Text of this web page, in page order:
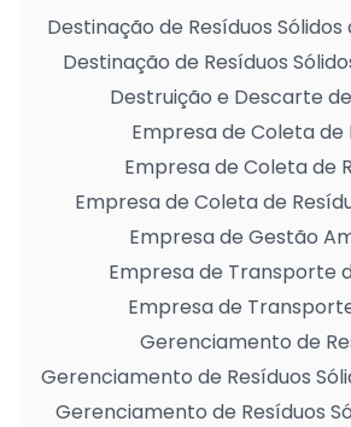
Destinação de Resíduos
Destinação de Resíduos
Destruição e Descarte
Empresa de Coleta de
Empresa de Coleta de
Empresa de Coleta de
Empresa de Gestão
Empresa de Transporte
Empresa de
Gerenciamento de
Gerenciamento de Resíduos
Gerenciamento de Resíduos